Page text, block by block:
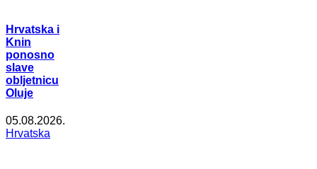
Hrvatska i
Knin
ponosno
slave
obljetnicu
Oluje
05.08.2026.
Hrvatska